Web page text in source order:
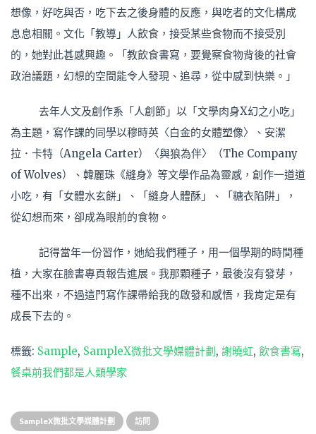
想像，好吃與否，吃下去之後身體的反應，與吃者的文化構成
息息相關。文化「教導」人飲食，接受某些食物而不接受別
的，她對此甚感興趣。「教飲食書寫，要覺察食物背後的社會
政治議題，幻想的空間能令人發現、追尋，從中感到快樂。」
去年人文及創作系「人創節」以「文學肉身X幻之小吃」
為主題，寫作課的同學以穆時英〈白金的女體塑像〉、安潔
拉．卡特（Angela Carter）〈與狼為伴〉（The Company
of Wolves）、韓麗珠《縫身》等文學作品為靈感，創作一道道
小吃，有「女體水玄餅」、「縫身人體酥」、「糖衣陷阱」，
從幻想而來，卻成為眼前的食物。
記得當年一份習作，她給我們種子，用一個學期的時間種
植，大家在臉書專頁報告進展。我那顆種子，最後沒有發芽，
種不出來，不過這門寫作課帶給我的啟發和感悟，我肯定是有
成長下去的。
標籤: Sample, SampleX微批文學媒體計劃, 謝曉虹, 飲食書寫,
餐桌前我們都是人類學家
SampleX微批文學媒體計劃 訪問